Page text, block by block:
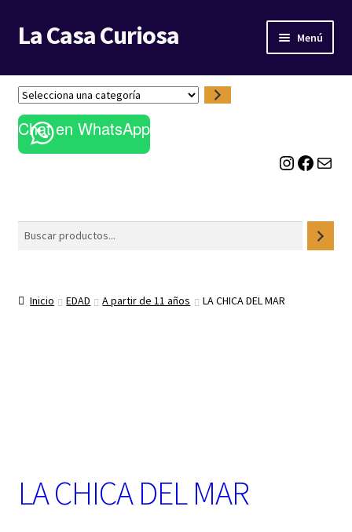
Ir
a
navegación
Ir
al
La Casa Curiosa Menú
LIBRERÍA
BLOG
S
e
l
e
a
Chat en WhatsApp
Instagram Facebook Correo electrónico
Buscar
Inicio EDAD A partir de 11 años LA CHICA DEL MAR
LA CHICA DEL MAR